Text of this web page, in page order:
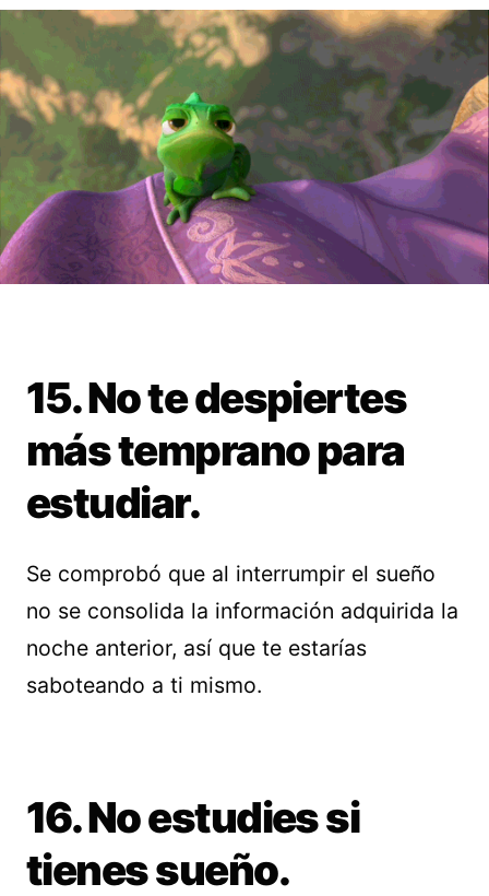
15. No te despiertes
más temprano para
estudiar.
Se comprobó que al interrumpir el sueño
no se consolida la información adquirida la
noche anterior, así que te estarías
saboteando a ti mismo.
16. No estudies si
tienes sueño.